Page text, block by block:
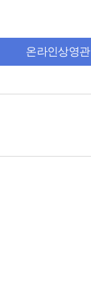
온라인상영관